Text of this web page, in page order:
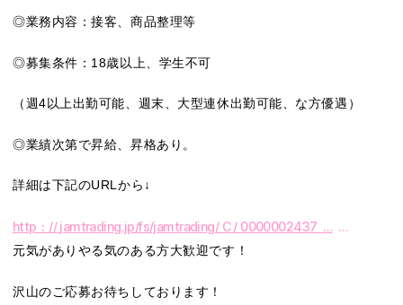
◎業務内容：接客、商品整理等
◎募集条件：18歳以上、学生不可
（週4以上出勤可能、週末、大型連休出勤可能、な方優遇）
◎業績次第で昇給、昇格あり。
詳細は下記のURLから↓
http：//jamtrading.jp/fs/jamtrading/ C / 0000002437 ……
元気がありやる気のある方大歓迎です！
沢山のご応募お待ちしております！